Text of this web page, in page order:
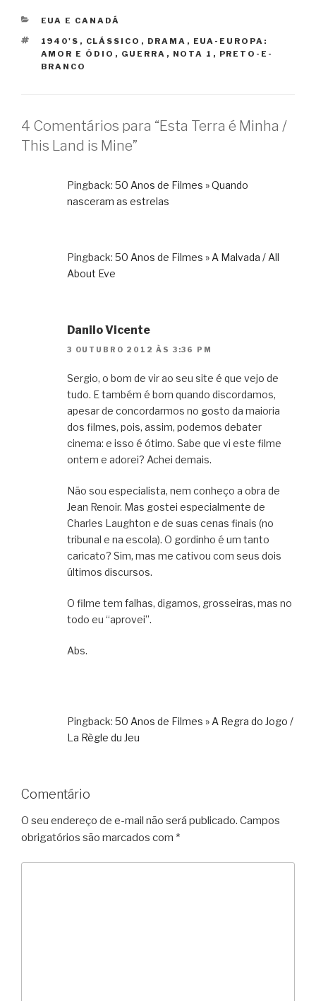
CATEGORIAS
EUA E CANADÁ
TAGS
1940'S , CLÁSSICO , DRAMA , EUA-EUROPA:
AMOR E ÓDIO , GUERRA , NOTA 1 , PRETO-E-
BRANCO
4 Comentários para “Esta Terra é Minha /
This Land is Mine”
Pingback: 50 Anos de Filmes » Quando
nasceram as estrelas
Pingback: 50 Anos de Filmes » A Malvada / All
About Eve
Danilo Vicente
3 OUTUBRO 2012 ÀS 3:36 PM
Sergio, o bom de vir ao seu site é que vejo de
tudo. E também é bom quando discordamos,
apesar de concordarmos no gosto da maioria
dos filmes, pois, assim, podemos debater
cinema: e isso é ótimo. Sabe que vi este filme
ontem e adorei? Achei demais.
Não sou especialista, nem conheço a obra de
Jean Renoir. Mas gostei especialmente de
Charles Laughton e de suas cenas finais (no
tribunal e na escola). O gordinho é um tanto
caricato? Sim, mas me cativou com seus dois
últimos discursos.
O filme tem falhas, digamos, grosseiras, mas no
todo eu “aprovei”.
Abs.
Pingback: 50 Anos de Filmes » A Regra do Jogo /
La Règle du Jeu
Comentário
O seu endereço de e-mail não será publicado. Campos
obrigatórios são marcados com *